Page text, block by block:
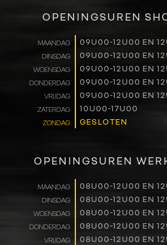
OPENINGSUREN
MAANDAG 09U00-12U00 EN
DINSDAG 09U00-12U00 EN
WOENSDAG 09U00-12U00 EN
DONDERDAG 09U00-12U00 EN
VRIJDAG 09U00-12U00 EN
ZATERDAG 10U00-17U00
ZONDAG GESLOTEN
OPENINGSUREN
MAANDAG 08U00-12U00 EN
DINSDAG 08U00-12U00 EN
WOENSDAG 08U00-12U00 EN
DONDERDAG 08U00-12U00 EN
VRIJDAG 08U00-12U00 EN